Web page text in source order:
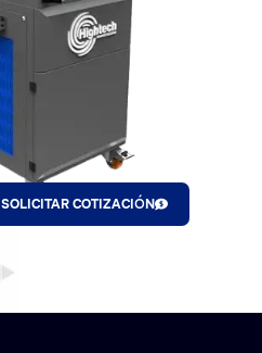
SOLICITAR COTIZACIÓN